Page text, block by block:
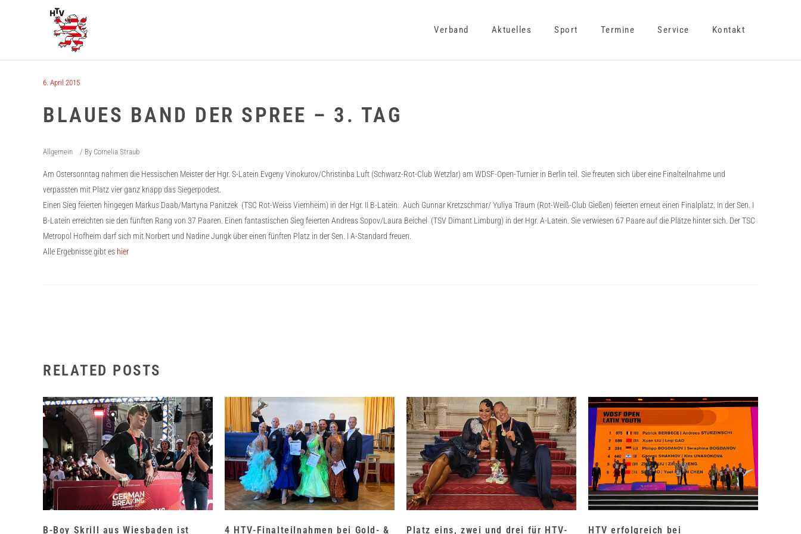
Verband Aktuelles Sport Termine Service Kontakt
6. April 2015
BLAUES BAND DER SPREE – 3. TAG
Allgemein By Cornelia Straub
Am Ostersonntag nahmen die Hessischen Meister der Hgr. S-Latein Evgeny Vinokurov/Christinba Luft (Schwarz-Rot-Club Wetzlar) am WDSF-Open-Turnier in Berlin teil. Sie freuten sich über eine Finalteilnahme und
verpassten mit Platz vier ganz knapp das Siegerpodest.
Einen Sieg feierten hingegen Markus Daab/Martyna Panitzek (TSC Rot-Weiss Viernheim) in der Hgr. II B-Latein. Auch Gunnar Kretzschmar/ Yuliya Traum (Rot-Weiß-Club Gießen) feierten erneut einen Finalplatz. In der Sen. I
B-Latein erreichten sie den fünften Rang von 37 Paaren. Einen fantastischen Sieg feierten Andreas Sopov/Laura Beichel (TSV Dimant Limburg) in der Hgr. A-Latein. Sie verwiesen 67 Paare auf die Plätze hinter sich. Der TSC
Metropol Hofheim darf sich mit Norbert und Nadine Jungk über einen fünften Platz in der Sen. I A-Standard freuen.
Alle Ergebnisse gibt es hier
RELATED POSTS
B-Boy Skrill aus Wiesbaden ist 4 HTV-Finalteilnahmen bei Gold- & Platz eins, zwei und drei für HTV- HTV erfolgreich bei